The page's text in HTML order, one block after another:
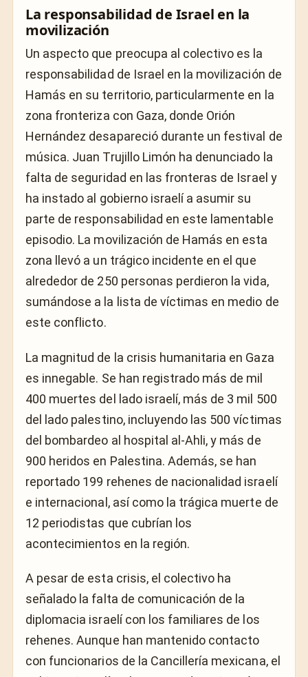
La responsabilidad de Israel en la
movilización
Un aspecto que preocupa al colectivo es la
responsabilidad de Israel en la movilización de
Hamás en su territorio, particularmente en la
zona fronteriza con Gaza, donde Orión
Hernández desapareció durante un festival de
música. Juan Trujillo Limón ha denunciado la
falta de seguridad en las fronteras de Israel y
ha instado al gobierno israelí a asumir su
parte de responsabilidad en este lamentable
episodio. La movilización de Hamás en esta
zona llevó a un trágico incidente en el que
alrededor de 250 personas perdieron la vida,
sumándose a la lista de víctimas en medio de
este conflicto.
La magnitud de la crisis humanitaria en Gaza
es innegable. Se han registrado más de mil
400 muertes del lado israelí, más de 3 mil 500
del lado palestino, incluyendo las 500 víctimas
del bombardeo al hospital al-Ahli, y más de
900 heridos en Palestina. Además, se han
reportado 199 rehenes de nacionalidad israelí
e internacional, así como la trágica muerte de
12 periodistas que cubrían los
acontecimientos en la región.
A pesar de esta crisis, el colectivo ha
señalado la falta de comunicación de la
diplomacia israelí con los familiares de los
rehenes. Aunque han mantenido contacto
con funcionarios de la Cancillería mexicana, el